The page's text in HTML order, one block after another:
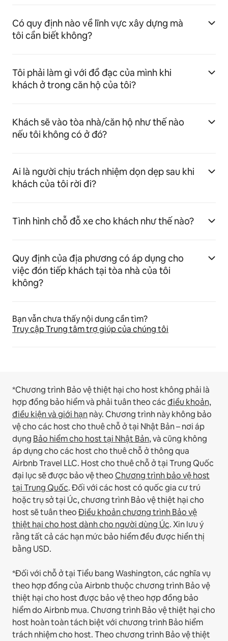
Có quy định nào về lĩnh vực xây dựng mà
tôi cần biết không?
Tôi phải làm gì với đồ đạc của mình khi
khách ở trong căn hộ của tôi?
Khách sẽ vào tòa nhà/căn hộ như thế nào
nếu tôi không có ở đó?
Ai là người chịu trách nhiệm dọn dẹp sau khi
khách của tôi rời đi?
Tình hình chỗ đỗ xe cho khách như thế nào?
Quy định của địa phương có áp dụng cho
việc đón tiếp khách tại tòa nhà của tôi
không?
Bạn vẫn chưa thấy nội dung cần tìm?
Truy cập Trung tâm trợ giúp của chúng tôi
*Chương trình Bảo vệ thiệt hại cho host không phải là
hợp đồng bảo hiểm và phải tuân theo cácđiều khoản,
điều kiện và giới hạnnày.Chương trình này không bảo
vệ cho các host cho thuê chỗ ở tại Nhật Bản – nơi áp
dụng Bảo hiểm cho host tại Nhật Bản, và cũng không
áp dụng cho các host cho thuê chỗ ở thông qua
Airbnb Travel LLC. Host cho thuê chỗ ở tại Trung Quốc
đại lục sẽ được bảo vệ theoChương trình bảo vệ host
tại Trung Quốc.Đối với các host có quốc gia cư trú
hoặc trụ sở tại Úc, chương trình Bảo vệ thiệt hại cho
host sẽ tuân theoĐiều khoản chương trình Bảo vệ
thiệt hại cho host dành cho người dùng Úc. Xin lưu ý
rằng tất cả các hạn mức bảo hiểm đều được hiển thị
bằng USD.
*Đối với chỗ ở tại Tiểu bang Washington, các nghĩa vụ
theo hợp đồng của Airbnb thuộc chương trình Bảo vệ
thiệt hại cho host được bảo vệ theo hợp đồng bảo
hiểm do Airbnb mua. Chương trình Bảo vệ thiệt hại cho
host hoàn toàn tách biệt với chương trình Bảo hiểm
trách nhiệm cho host. Theo chương trình Bảo vệ thiệt